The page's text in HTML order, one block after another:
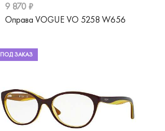
9 870 ₽
Оправа VOGUE VO 5258 W656
ПОД ЗАКАЗ